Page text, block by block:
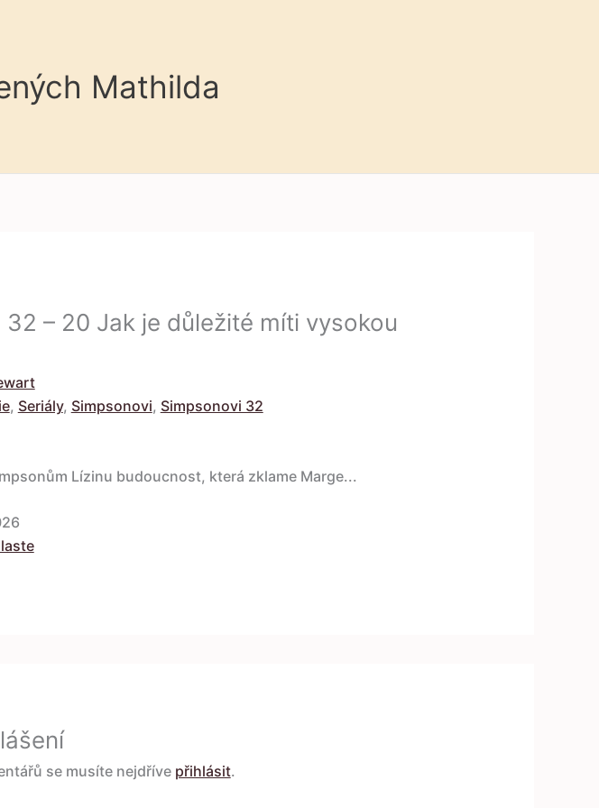
Mathilda
– 20 Jak je důležité míti vysokou
, Seriály, Simpsonovi, Simpsonovi 32
Lízinu budoucnost, která zklame Marge...
se musíte nejdříve přihlásit.